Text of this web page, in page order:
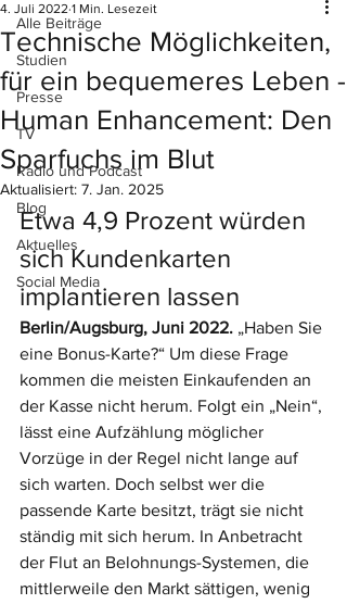
Alle Beiträge
Studien
Presse
TV
Radio und Podcast
Blog
Aktuelles
Social Media
Technische Möglichkeiten,
für ein bequemeres Leben -
Human Enhancement: Den
Sparfuchs im Blut
4. Juli 2022 1 Min. Lesezeit
Aktualisiert: 7. Jan. 2025
Etwa 4,9 Prozent würden
sich Kundenkarten
implantieren lassen
Berlin/Augsburg, Juni 2022. „Haben Sie
eine Bonus-Karte?“ Um diese Frage
kommen die meisten Einkaufenden an
der Kasse nicht herum. Folgt ein „Nein“,
lässt eine Aufzählung möglicher
Vorzüge in der Regel nicht lange auf
sich warten. Doch selbst wer die
passende Karte besitzt, trägt sie nicht
ständig mit sich herum. In Anbetracht
der Flut an Belohnungs-Systemen, die
mittlerweile den Markt sättigen, wenig